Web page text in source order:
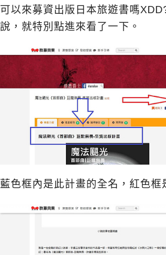
可以來募資出版日本旅遊書嗎
說，就特別點進來看了一下。
藍色框內是此計畫的全名，紅色框